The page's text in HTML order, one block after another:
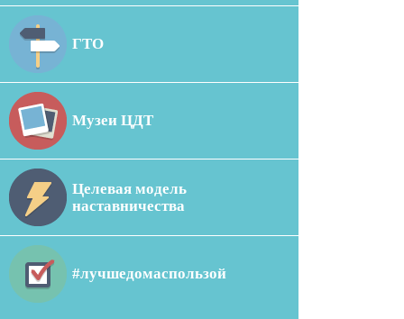
ГТО
Музеи ЦДТ
Целевая модель
наставничества
#лучшедомаспользой